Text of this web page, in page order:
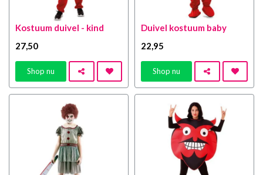
Kostuum duivel - kind
27,50
Shop nu
Duivel kostuum baby
22,95
Shop nu